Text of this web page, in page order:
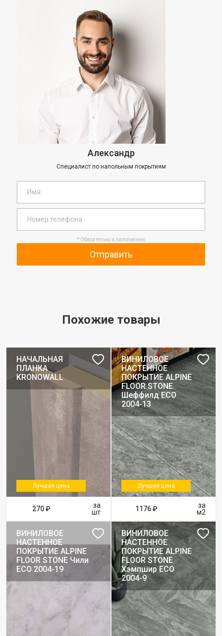
Александр
Специалист по напольным покрытиям
* Обязательно к заполнению
Отправить
Похожие товары
НАЧАЛЬНАЯ
ПЛАНКА
KRONOWALL
Лучшая цена
270 ₽
за
шт
ВИНИЛОВОЕ
НАСТЕННОЕ
ПОКРЫТИЕ ALPINE
FLOOR STONE
Шеффилд ЕСО
2004-13
Лучшая цена
1176 ₽
за
м2
ВИНИЛОВОЕ
НАСТЕННОЕ
ПОКРЫТИЕ ALPINE
FLOOR STONE Чили
ЕСО 2004-19
ВИНИЛОВОЕ
НАСТЕННОЕ
ПОКРЫТИЕ ALPINE
FLOOR STONE
Хэмпшир ЕСО
2004-9